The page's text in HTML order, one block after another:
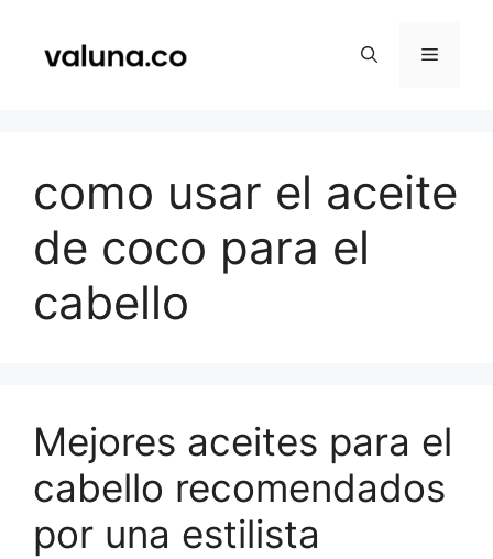
contenido
Menú
como usar el aceite
de coco para el
cabello
Mejores aceites para el
cabello recomendados
por una estilista